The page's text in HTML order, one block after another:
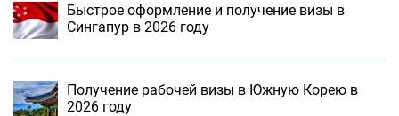
Быстрое оформление и получение визы в
Сингапур в 2026 году
Получение рабочей визы в Южную Корею в
2026 году